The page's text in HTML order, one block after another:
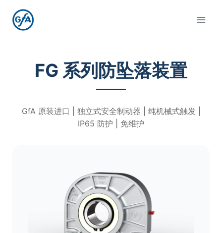
FG 系列防坠落装置
GfA 原装进口 | 独立式安全制动器 | 纯机械式触发 |
IP65 防护 | 免维护